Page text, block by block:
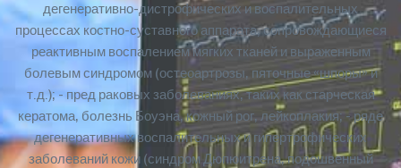
дегенеративно-дистрофических и воспалительных
процессах костно-суставного аппарата, сопровождающиеся
реактивным воспалением мягких тканей и выраженным
болевым синдромом (остеоартрозы, пяточные «шпоры» и
т.д.); - пред раковых заболеваниях, таких как старческая
кератома, болезнь Боуэна, кожный рог, лейкоплакия; - ряде
дегенеративных воспалительных и гипертрофических
заболеваний кожи (синдром Дюпюитрена, подошвенный